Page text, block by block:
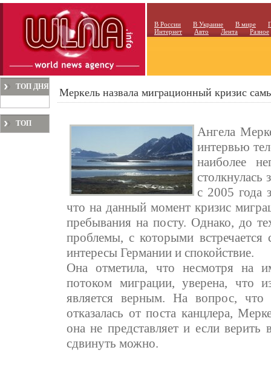
В России В Украине В мире
Интернет
Авто Лента Разное
ТОП ДНЯ
ТОП
Меркель назвала миграционный кризис
Ангела
интервью
наиболее
столкнулась
с 2005 года
что на данный момент кризис
пребывания на посту. Однако, до
проблемы, с которыми
интересы Германии и спокойствие.
Она отметила, что несмотря на
потоком миграции, уверена, что
является верным. На вопрос,
отказалась от поста канцлера,
она не представляет и если
сдвинуть можно.